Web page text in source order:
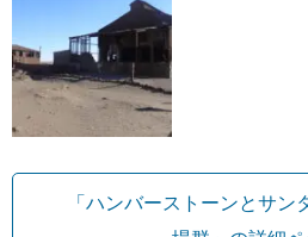
「ハンバーストーンとサン